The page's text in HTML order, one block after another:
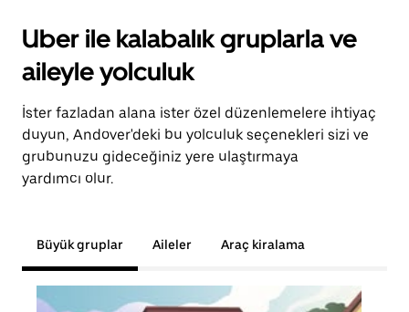
Uber ile kalabalık gruplarla ve
aileyle yolculuk
İster fazladan alana ister özel düzenlemelere ihtiyaç
duyun, Andover'deki bu yolculuk seçenekleri sizi ve
grubunuzu gideceğiniz yere ulaştırmaya
yardımcı olur.
Büyük gruplar Aileler Araç kiralama